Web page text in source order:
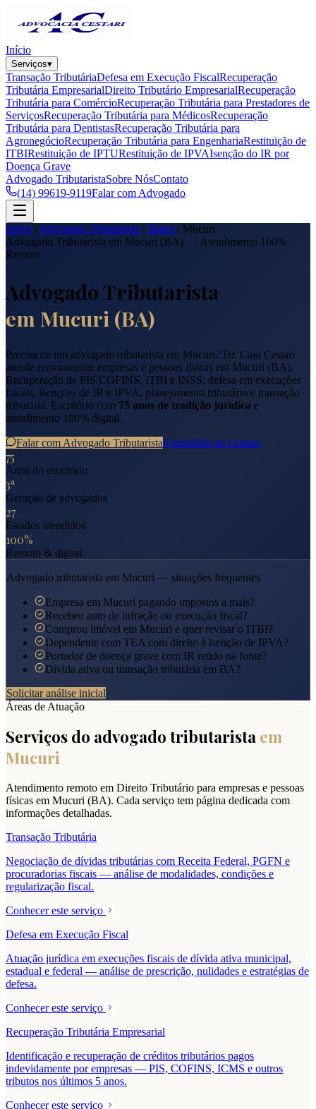
Início
Serviços▾
Transação TributáriaDefesa em Execução FiscalRecuperação
Tributária EmpresarialDireito Tributário EmpresarialRecuperação
Tributária para ComércioRecuperação Tributária para Prestadores de
ServiçosRecuperação Tributária para MédicosRecuperação
Tributária para DentistasRecuperação Tributária para
AgronegócioRecuperação Tributária para EngenhariaRestituição de
ITBIRestituição de IPTURestituição de IPVAIsenção do IR por
Doença Grave
Advogado TributaristaSobre NósContato
(14) 99619-9119Falar com Advogado
Início Advogado Tributarista Bahia
Mucuri
Advogado Tributarista em Mucuri (BA) — Atendimento 100%
Remoto
Advogado Tributarista
em Mucuri (BA)
Precisa de um advogado tributarista em Mucuri? Dr. Caio Cestari
atende remotamente empresas e pessoas físicas em Mucuri (BA).
Recuperação de PIS/COFINS, ITBI e INSS, defesa em execuções
fiscais, isenções de IR e IPVA, planejamento tributário e transação
tributária. Escritório com 75 anos de tradição jurídica e
atendimento 100% digital.
Falar com Advogado TributaristaFormulário de contato
75
Anos do escritório
3ª
Geração de advogados
27
Estados atendidos
100%
Remoto & digital
Advogado tributarista em Mucuri — situações frequentes
Empresa em Mucuri pagando impostos a mais?
Recebeu auto de infração ou execução fiscal?
Comprou imóvel em Mucuri e quer revisar o ITBI?
Dependente com TEA com direito à isenção de IPVA?
Portador de doença grave com IR retido na fonte?
Dívida ativa ou transação tributária em BA?
Solicitar análise inicial
Áreas de Atuação
Serviços do advogado tributarista em
Mucuri
Atendimento remoto em Direito Tributário para empresas e pessoas
físicas em Mucuri (BA). Cada serviço tem página dedicada com
informações detalhadas.
Transação Tributária
Negociação de dívidas tributárias com Receita Federal, PGFN e
procuradorias fiscais — análise de modalidades, condições e
regularização fiscal.
Conhecer este serviço
Defesa em Execução Fiscal
Atuação jurídica em execuções fiscais de dívida ativa municipal,
estadual e federal — análise de prescrição, nulidades e estratégias de
defesa.
Conhecer este serviço
Recuperação Tributária Empresarial
Identificação e recuperação de créditos tributários pagos
indevidamente por empresas — PIS, COFINS, ICMS e outros
tributos nos últimos 5 anos.
Conhecer este serviço